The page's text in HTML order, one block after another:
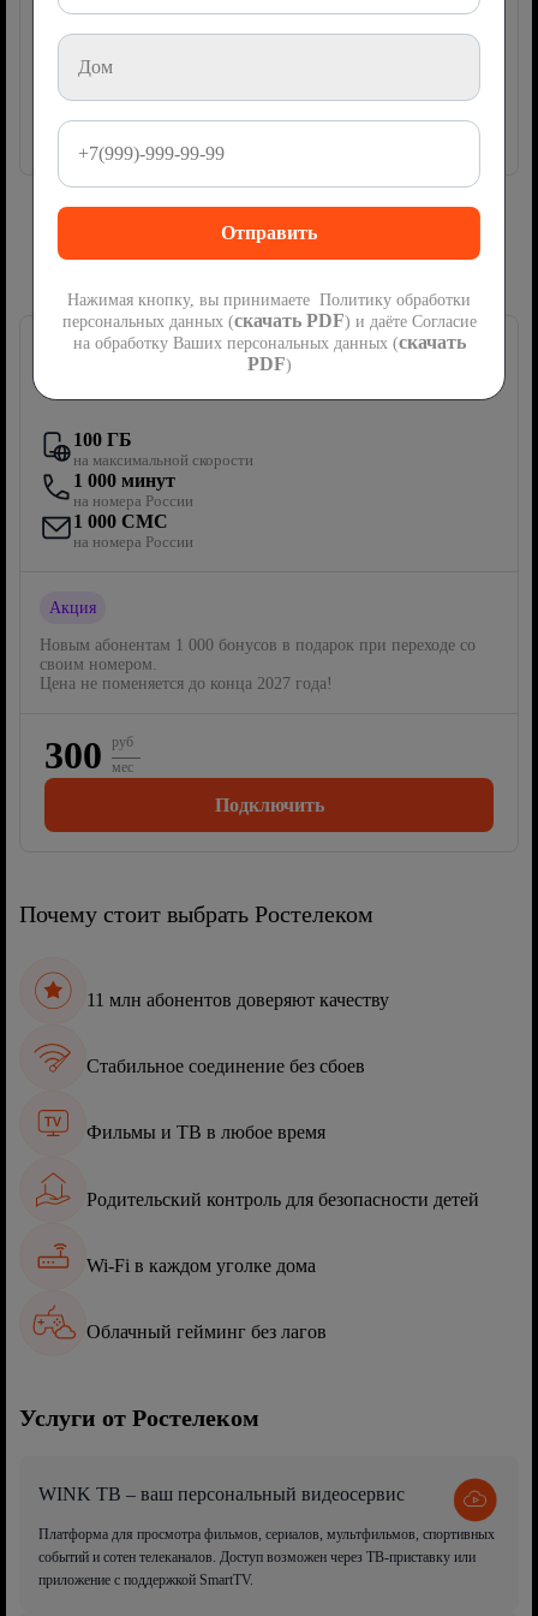
1200мес
Подключить
Сим-карта Ростелеком с мобильной
Первый мобильный
100 ГБ
на максимальной скорости
1 000 минут
на номера России
1 000 СМС
на номера России
Акция
Новым абонентам 1 000 бонусов в подарок при переходе со
своим номером.
Цена не поменяется до конца 2027 года!
300
руб
мес
Подключить
Почему стоит выбрать Ростелеком
11 млн абонентов доверяют качеству
Стабильное соединение без сбоев
Фильмы и ТВ в любое время
Родительский контроль для безопасности детей
Wi-Fi в каждом уголке дома
Облачный гейминг без лагов
Услуги от Ростелеком
WINK ТВ – ваш персональный видеосервис
Платформа для просмотра фильмов, сериалов, мультфильмов, спортивных
событий и сотен телеканалов. Доступ возможен через ТВ-приставку или
приложение с поддержкой SmartTV.
Нажимая кнопку, вы принимаете Политику обработки
персональных данных (скачать PDF) и даёте Согласие
на обработку Ваших персональных данных (скачать
PDF)